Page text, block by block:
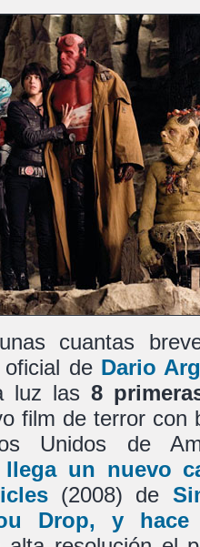
cuantas
de Dario
luz las 8
film de terror con
Unidos de
llega un nuevo
(2008) de
Drop, y